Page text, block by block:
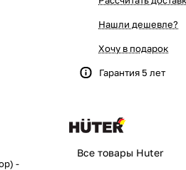
-
Нашли дешевле?
Хочу в подарок
Гарантия 5 лет
Все товары Huter